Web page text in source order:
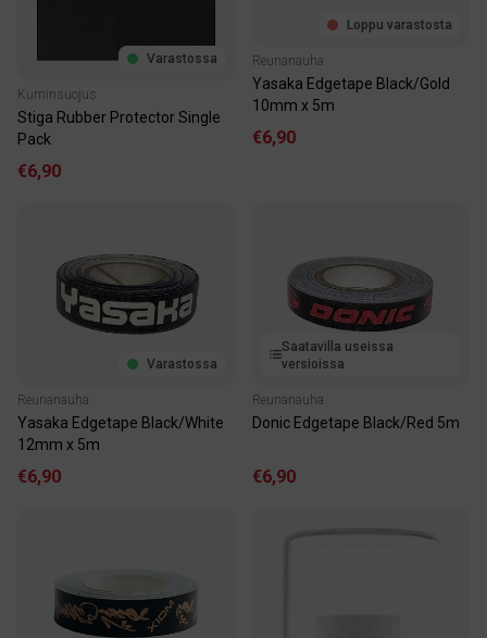
Varastossa
Kuminsuojus
Stiga Rubber Protector Single
Pack
€6,90
Loppu varastosta
Reunanauha
Yasaka Edgetape Black/Gold
10mm x 5m
€6,90
Varastossa
Reunanauha
Yasaka Edgetape Black/White
12mm x 5m
€6,90
Saatavilla useissa
versioissa
Reunanauha
Donic Edgetape Black/Red 5m
€6,90